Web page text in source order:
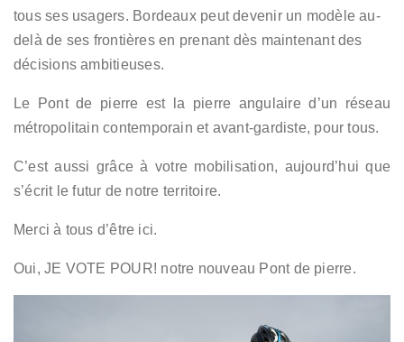
tous ses usagers. Bordeaux peut devenir un modèle au-
delà de ses frontières en prenant dès maintenant des
décisions ambitieuses.
Le Pont de pierre est la pierre angulaire d’un réseau
métropolitain contemporain et avant-gardiste, pour tous.
C’est aussi grâce à votre mobilisation, aujourd’hui que
s’écrit le futur de notre territoire.
Merci à tous d’être ici.
Oui, JE VOTE POUR! notre nouveau Pont de pierre.